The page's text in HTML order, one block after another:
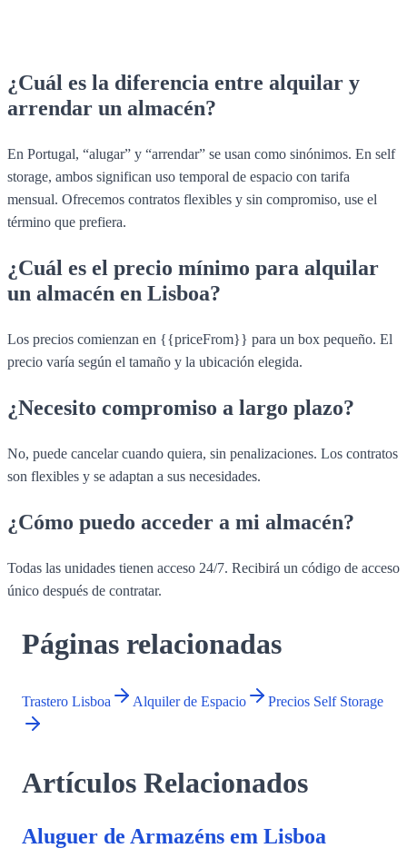
¿Cuál es la diferencia entre alquilar y
arrendar un almacén?
En Portugal, “alugar” y “arrendar” se usan como sinónimos. En self
storage, ambos significan uso temporal de espacio con tarifa
mensual. Ofrecemos contratos flexibles y sin compromiso, use el
término que prefiera.
¿Cuál es el precio mínimo para alquilar
un almacén en Lisboa?
Los precios comienzan en {{priceFrom}} para un box pequeño. El
precio varía según el tamaño y la ubicación elegida.
¿Necesito compromiso a largo plazo?
No, puede cancelar cuando quiera, sin penalizaciones. Los contratos
son flexibles y se adaptan a sus necesidades.
¿Cómo puedo acceder a mi almacén?
Todas las unidades tienen acceso 24/7. Recibirá un código de acceso
único después de contratar.
Páginas relacionadas
Trastero Lisboa Alquiler de Espacio Precios Self Storage
Artículos Relacionados
Aluguer de Armazéns em Lisboa